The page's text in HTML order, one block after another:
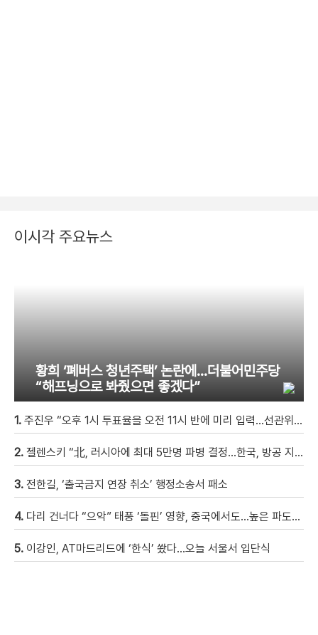
이시각 주요뉴스
황희 ‘폐버스 청년주택’ 논란에…더불어민주당
“해프닝으로 봐줬으면 좋겠다”
1. 주진우 “오후 1시 투표율을 오전 11시 반에 미리 입력…선관위 ‘타임머신 조작‘” [현장영상]
2. 젤렌스키 “北, 러시아에 최대 5만명 파병 결정…한국, 방공 지원해달라”
3. 전한길, ‘출국금지 연장 취소’ 행정소송서 패소
4. 다리 건너다 “으악” 태풍 ‘돌핀’ 영향, 중국에서도…높은 파도에 휩쓸려 9세 아이 실종 [현장영상]
5. 이강인, AT마드리드에 ‘한식’ 쐈다…오늘 서울서 입단식